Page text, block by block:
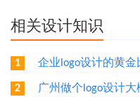
相关设计知识
1 企业logo设计的黄金
2 广州做个logo设计